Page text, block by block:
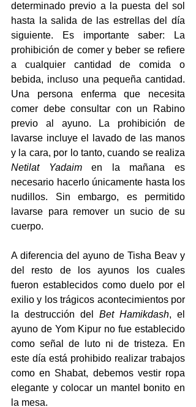
determinado previo a la puesta del sol
hasta la salida de las estrellas del día
siguiente. Es importante saber: La
prohibición de comer y beber se refiere
a cualquier cantidad de comida o
bebida, incluso una pequeña cantidad.
Una persona enferma que necesita
comer debe consultar con un Rabino
previo al ayuno. La prohibición de
lavarse incluye el lavado de las manos
Netilat Yadaim en la mañana es
necesario hacerlo únicamente hasta los
nudillos. Sin embargo, es permitido
lavarse para remover un sucio de su
cuerpo.
A diferencia del ayuno de Tisha Beav y
del resto de los ayunos los cuales
fueron establecidos como duelo por el
exilio y los trágicos acontecimientos por
la destrucción del Bet Hamikdash, el
ayuno de Yom Kipur no fue establecido
como señal de luto ni de tristeza. En
este día está prohibido realizar trabajos
como en Shabat, debemos vestir ropa
elegante y colocar un mantel bonito en
la mesa.